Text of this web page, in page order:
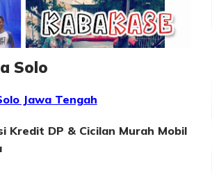
Solo
Jawa Tengah
Kredit DP & Cicilan Murah Mobil